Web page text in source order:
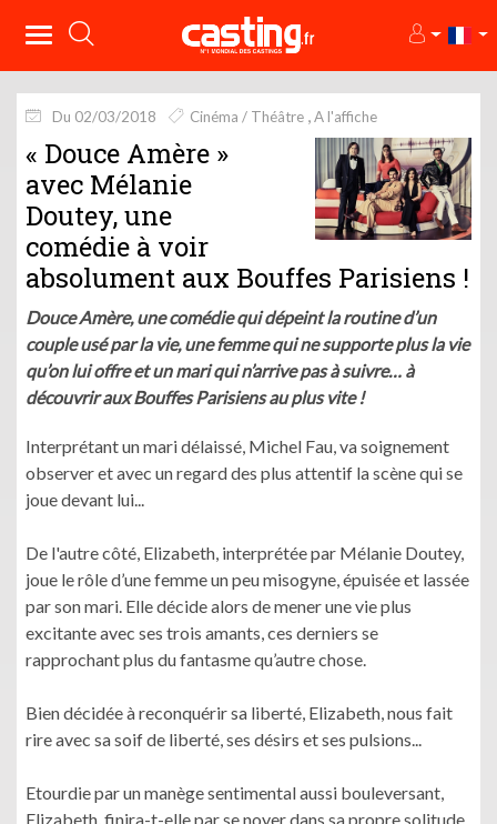
Du 02/03/2018 Cinéma / Théâtre A l'affiche
« Douce Amère »
avec Mélanie
Doutey, une
comédie à voir
absolument aux Bouffes Parisiens !
Douce Amère, une comédie qui dépeint la routine d’un
couple usé par la vie, une femme qui ne supporte plus la vie
qu’on lui offre et un mari qui n’arrive pas à suivre… à
découvrir aux Bouffes Parisiens au plus vite !
Interprétant un mari délaissé, Michel Fau, va soignement
observer et avec un regard des plus attentif la scène qui se
joue devant lui...
De l'autre côté, Elizabeth, interprétée par Mélanie Doutey,
joue le rôle d’une femme un peu misogyne, épuisée et lassée
par son mari. Elle décide alors de mener une vie plus
excitante avec ses trois amants, ces derniers se
rapprochant plus du fantasme qu’autre chose.
Bien décidée à reconquérir sa liberté, Elizabeth, nous fait
rire avec sa soif de liberté, ses désirs et ses pulsions...
Etourdie par un manège sentimental aussi bouleversant,
Elizabeth, finira-t-elle par se noyer dans sa propre solitude